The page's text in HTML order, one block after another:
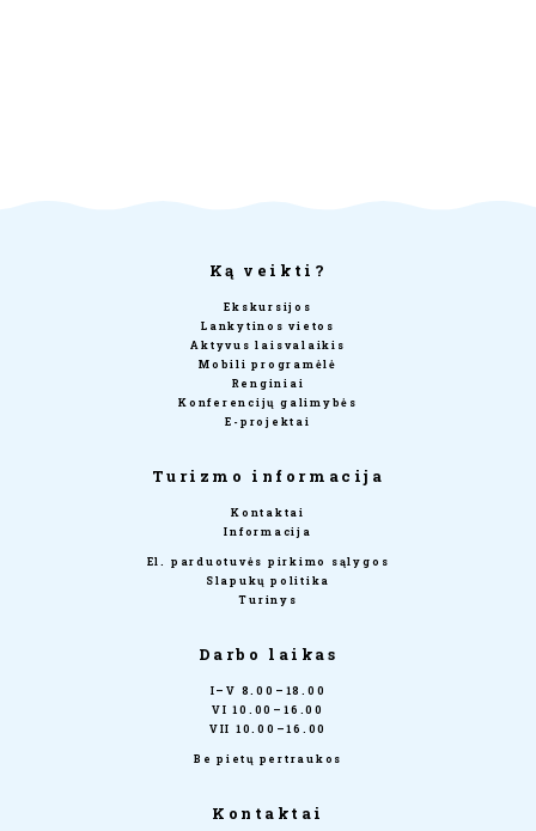
Ką veikti?
Ekskursijos
Lankytinos vietos
Aktyvus laisvalaikis
Mobili programėlė
Renginiai
Konferencijų galimybės
E-projektai
Turizmo informacija
Kontaktai
Informacija
El. parduotuvės pirkimo sąlygos
Slapukų politika
Turinys
Darbo laikas
I–V 8.00–18.00
VI 10.00–16.00
VII 10.00–16.00
Be pietų pertraukos
Kontaktai